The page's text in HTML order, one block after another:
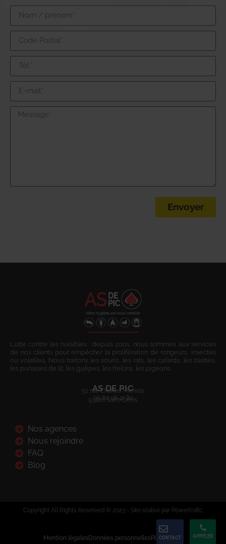
CONTACT
Envoyer
Lutte contre les nuisibles : depuis 2001, nous sommes aux services
de nos clients pour empêcher la prolifération de rongeurs, insectes
ou volatiles. Nous traitons les souris, les rats, les cafards, les blattes,
les punaises de lit, les guêpes, les frelons, les pigeons.
AS DE PIC
52 rue Charles Michels
93200 Saint-Denis
09 80 08 41 80
Nos agences
Nous rejoindre
FAQ
Blog
Copyright All Rights Reserved © 2023 - Site réalisé par Powertrafic
Mention légalesDonnées personnellesPlan du site APPELER